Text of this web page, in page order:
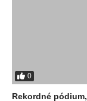
0
Rekordné